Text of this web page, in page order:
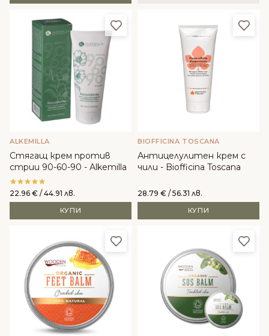
Добави в любими
ALKEMILLA
Стягащ крем против
стрии 90-60-90 - Alkemilla
22.96 € / 44.91 лв.
КУПИ
BIOFFICINA TOSCANA
Антицелулитен крем с
чили - Biofficina Toscana
28.79 € / 56.31 лв.
КУПИ
Добави в любими